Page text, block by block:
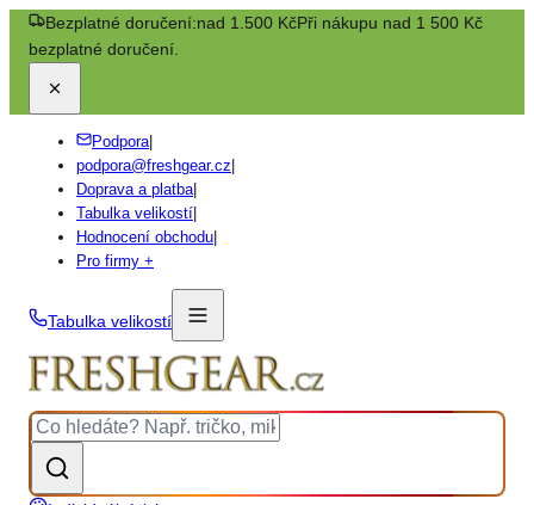
Bezplatné doručení:nad 1.500 KčPři nákupu nad 1 500 Kč
bezplatné doručení.
Podpora|
podpora@freshgear.cz
Doprava a platba|
Tabulka velikostí
Hodnocení obchodu
Pro firmy +
Tabulka velikostí